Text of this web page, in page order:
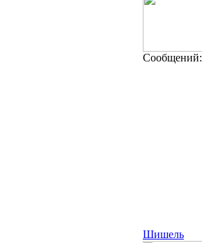
Сообщений:
Шишель